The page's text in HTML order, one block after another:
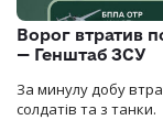
Ворог втратив
— Генштаб ЗСУ
За минулу добу
солдатів та з танки.